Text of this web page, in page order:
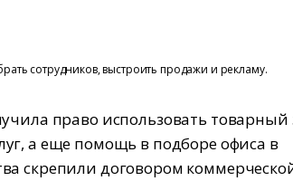
сотрудников, выстроить продажи и рекламу.
право использовать товарный
а еще помощь в подборе офиса в
скрепили договором